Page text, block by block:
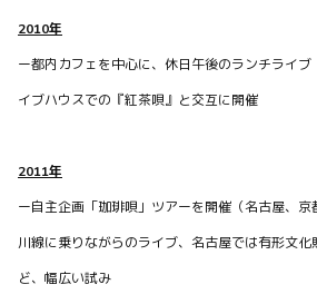
BLOG
2010年
ー都内カフェを中心に、休日午後のランチライブ
イブハウスでの『紅茶唄』と交互に開催
2011年
ー自主企画「珈琲唄」ツアーを開催 （名古屋、京
川線に乗りながらのライブ、名古屋では有形文
ど、幅広い試み